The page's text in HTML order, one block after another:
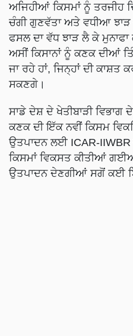
ਅਜਿਹੀਆਂ ਕਿਸਮਾਂ ਨੂੰ ਤਰਜੀਹ
ਚੰਗੀ ਗੁਣਵੱਤਾ ਅਤੇ ਵਧੀਆ ਝਾੜ
ਫਸਲ ਦਾ ਵੱਧ ਝਾੜ ਲੈ ਕੇ
ਅਸੀਂ ਕਿਸਾਨਾਂ ਨੂੰ ਕਣਕ ਦੀਆਂ
ਜਾ ਰਹੇ ਹਾਂ, ਜਿਨ੍ਹਾਂ ਦੀ ਕਾਸ਼ਤ
ਸਕਣਗੇ।
ਸਾਡੇ ਦੇਸ਼ ਦੇ ਖੇਤੀਬਾੜੀ
ਕਣਕ ਦੀ ਇੱਕ ਨਵੀਂ ਕਿਸਮ
ਉਤਪਾਦਨ ਲਈ ICAR-
ਕਿਸਮਾਂ ਵਿਕਸਤ ਕੀਤੀਆਂ
ਉਤਪਾਦਨ ਦੇਣਗੀਆਂ ਸਗੋਂ ਕਈ